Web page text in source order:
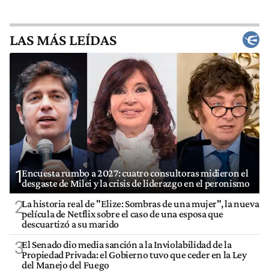
LAS MÁS LEÍDAS
1Encuesta rumbo a 2027: cuatro consultoras midieron el
desgaste de Milei y la crisis de liderazgo en el peronismo
2La historia real de "Elize: Sombras de una mujer", la nueva
película de Netflix sobre el caso de una esposa que
descuartizó a su marido
3El Senado dio media sanción a la Inviolabilidad de la
Propiedad Privada: el Gobierno tuvo que ceder en la Ley
del Manejo del Fuego